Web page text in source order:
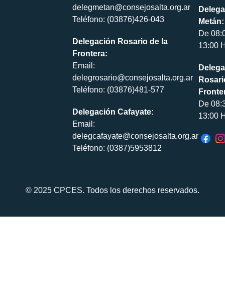
delegmetan@consejosalta.org.ar
Teléfono: (03876)426-043
Delegación Rosario de la
Frontera:
Email:
delegrosario@consejosalta.org.ar
Teléfono: (03876)481-577
Delegación Cafayate:
Email:
delegcafayate@consejosalta.org.ar
Teléfono: (0387)5953812
Metán:
De
13:00
De
13:00
© 2025 CPCES. Todos los derechos reservados.